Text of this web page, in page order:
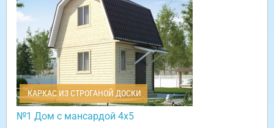
КАРКАС ИЗ СТРОГАНОЙ ДОСКИ
№1 Дом с мансардой 4х5